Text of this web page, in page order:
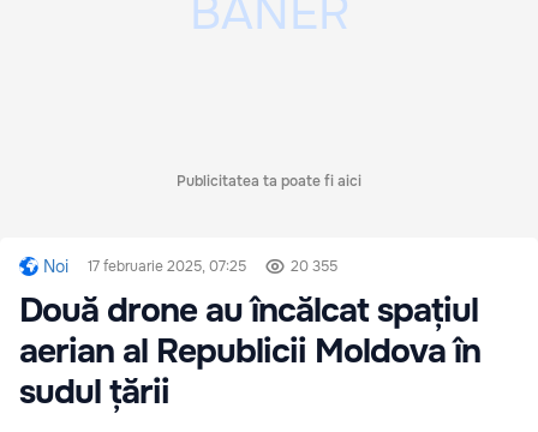
Publicitatea ta poate fi aici
Noi 17 februarie 2025, 07:25 20 355
Două drone au încălcat spațiul
aerian al Republicii Moldova în
sudul țării